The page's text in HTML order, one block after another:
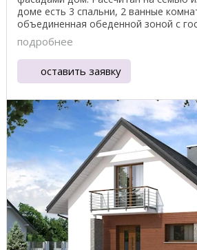
доме есть 3 спальни, 2 ванные
объединенная обеденной зоной с
подробнее
оставить заявку